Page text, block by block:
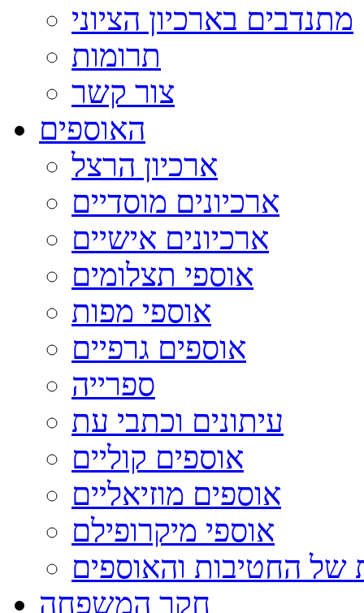
מתנדבים בארכיון הציוני
תרומות
צור קשר
האוספים
ארכיון הרצל
ארכיונים מוסדיים
ארכיונים אישיים
אוספי תצלומים
אוספי מפות
אוספים גרפיים
ספרייה
עיתונים וכתבי עת
אוספים קוליים
אוספים מוזיאליים
אוספי מיקרופילם
של החטיבות והאוספים
חקר המשפחה